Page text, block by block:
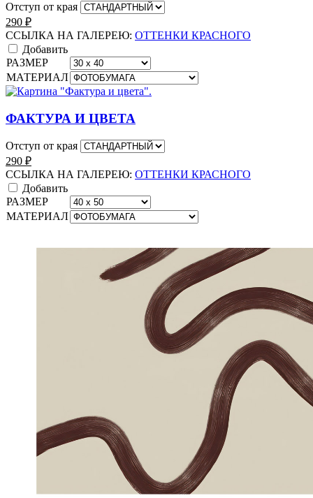
Отступ от края
290 ₽
ССЫЛКА НА ГАЛЕРЕЮ: ОТТЕНКИ КРАСНОГО
Добавить
РАЗМЕР
МАТЕРИАЛ
ФАКТУРА И ЦВЕТА
Отступ от края
290 ₽
ССЫЛКА НА ГАЛЕРЕЮ: ОТТЕНКИ КРАСНОГО
Добавить
РАЗМЕР
МАТЕРИАЛ